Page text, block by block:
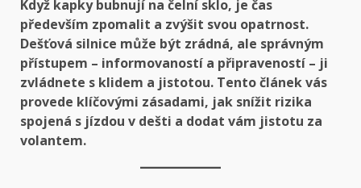
Když kapky bubnují na čelní sklo, je čas
především zpomalit a zvýšit svou opatrnost.
Dešťová silnice může být zrádná, ale správným
přístupem – informovaností a připraveností – ji
zvládnete s klidem a jistotou. Tento článek vás
provede klíčovými zásadami, jak snížit rizika
spojená s jízdou v dešti a dodat vám jistotu za
volantem.